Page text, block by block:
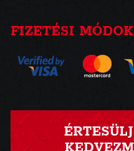
FIZETÉSI MÓDOK